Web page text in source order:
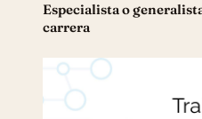
Especialista o
carrera